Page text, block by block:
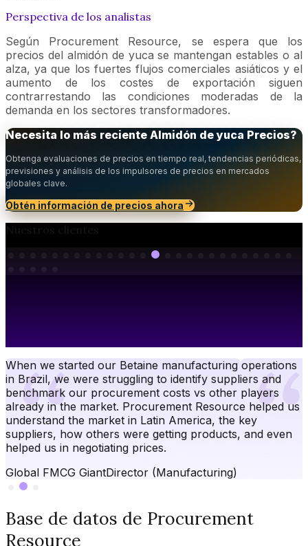
Perspectiva de los analistas
Según Procurement Resource, se espera que los
precios del almidón de yuca se mantengan estables o al
alza, ya que los fuertes flujos comerciales asiáticos y el
aumento de los costes de exportación siguen
contrarrestando las condiciones moderadas de la
demanda en los sectores transformadores.
Necesita lo más reciente Almidón de yuca Precios?
Obtenga evaluaciones de precios en tiempo real, tendencias periódicas,
previsiones y análisis de los impulsores de precios en mercados
globales clave.
Obtén información de precios ahora
When we started our Betaine manufacturing operations
in Brazil, we were struggling to identify suppliers and
benchmark our procurement costs vs other players
already in the market. Procurement Resource helped us
understand the market in Latin America, the key
suppliers, how others were getting products, and even
helped us in negotiating prices.
Global FMCG GiantDirector (Manufacturing)
Base de datos de Procurement
Resource